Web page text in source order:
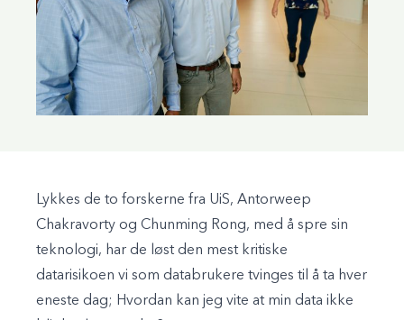
Lykkes de to forskerne fra UiS, Antorweep
Chakravorty og Chunming Rong, med å spre sin
teknologi, har de løst den mest kritiske
datarisikoen vi som databrukere tvinges til å ta hver
eneste dag; Hvordan kan jeg vite at min data ikke